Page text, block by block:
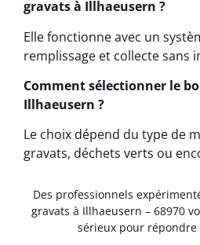
gravats à Illhaeusern ?
Elle fonctionne avec un
remplissage et collecte sans
Comment sélectionner le
Illhaeusern ?
Le choix dépend du type de
gravats, déchets verts ou
Des professionnels
gravats à Illhaeusern – 68970
sérieux pour répondre